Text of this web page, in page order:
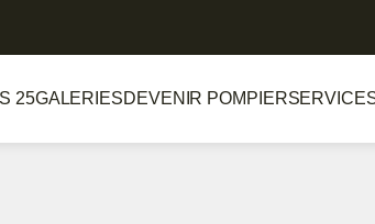
25GALERIESDEVENIR POMPIER